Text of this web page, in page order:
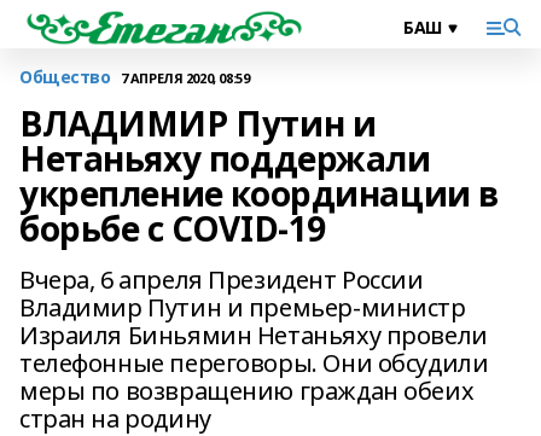
Общество 7 АПРЕЛЯ 2020, 08:59
ВЛАДИМИР Путин и
Нетаньяху поддержали
укрепление координации в
борьбе с COVID-19
Вчера, 6 апреля Президент России
Владимир Путин и премьер-министр
Израиля Биньямин Нетаньяху провели
телефонные переговоры. Они обсудили
меры по возвращению граждан обеих
стран на родину